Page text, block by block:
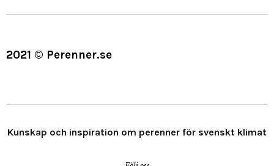
2021 © Perenner.se
Kunskap och inspiration om perenner för svenskt klimat